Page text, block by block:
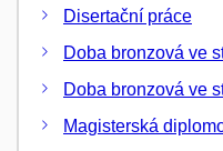
Disertační práce
Doba bronzová ve
Doba bronzová ve
Magisterská